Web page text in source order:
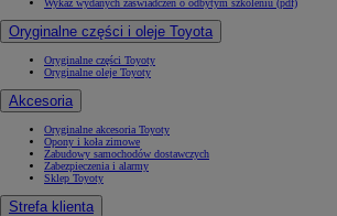
Wykaz wydanych zaświadczeń o odbytym szkoleniu (pdf)
Oryginalne części i oleje Toyota
Oryginalne części Toyoty
Oryginalne oleje Toyoty
Akcesoria
Oryginalne akcesoria Toyoty
Opony i koła zimowe
Zabudowy samochodów dostawczych
Zabezpieczenia i alarmy
Sklep Toyoty
Strefa klienta